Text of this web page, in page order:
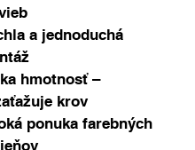
a jednoduchá
hmotnosť –
krov
ponuka farebných